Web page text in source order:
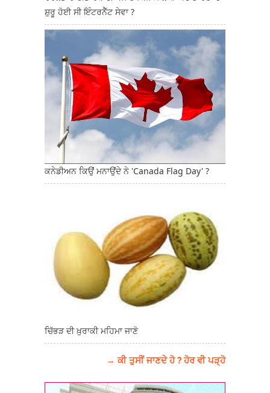
ਸ਼ੁਰੂ ਹੋਈ ਸੀ ਇੰਟਰਨੈੱਟ ਸੇਵਾ ?
ਕਨੇਡੀਅਨ ਕਿਉਂ ਮਨਾਉਂਦੇ ਨੇ 'Canada Flag Day' ?
ਚਿੱਭੜ ਦੀ ਖ਼ੁਰਾਕੀ ਮਹਿਮਾ ਜਾਣੋ
→ ਕੀ ਤੁਸੀਂ ਜਾਣਦੇ ਹੋ ? ਹੋਰ ਵੀ ਪੜ੍ਹੋ